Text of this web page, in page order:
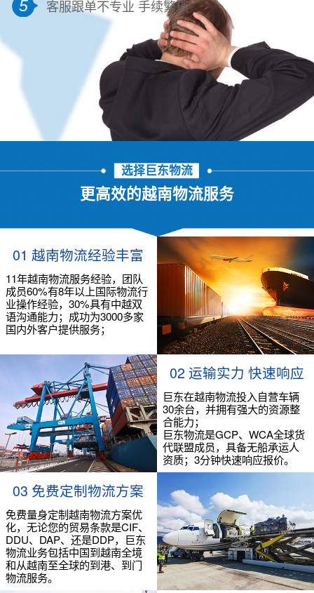
5 客服跟单不专业 手续繁琐
选择巨东物流
更高效的越南物流服务
01 越南物流经验丰富
11年越南物流服务经验，团队
成员60%有8年以上国际物流行
业操作经验，30%具有中越双
语沟通能力；成功为3000多家
国内外客户提供服务；
02 运输实力 快速响应
巨东在越南物流投入自营车辆
30余台，并拥有强大的资源整
合能力；
巨东物流是GCP、WCA全球货
代联盟成员，具备无船承运人
资质；3分钟快速响应报价。
03 免费定制物流方案
免费量身定制越南物流方案优
化，无论您的贸易条款是CIF、
DDU、DAP、还是DDP，巨东
物流业务包括中国到越南全境
和从越南至全球的到港、到门
物流服务。